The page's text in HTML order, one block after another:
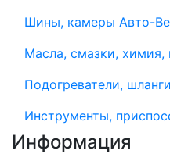
Шины, камеры Авто-
Масла, смазки, химия,
Подогреватели, шланги
Инструменты,
Информация